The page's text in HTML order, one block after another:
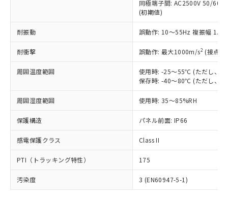
同極端子間: AC2500V 50/
(初期値)
耐振動 誤動作: 10～55Hz 複振幅
耐衝撃 誤動作: 最大1000m/s2 (接点
周囲温度範囲
使用時: -25～55℃ (ただし、氷
保存時: -40～80℃ (ただし、氷
周囲湿度範囲 使用時: 35～85%RH
保護構造 パネル前面: IP66
感電保護クラス Class II
PTI（トラッキング特性） 175
汚染度 3 (EN60947-5-1)
正式な納期状況および標準価格はお客
様のお取引先、またはお客様担当のオ
ムロン制御機器販売店・当社販売員に
オムロン制御機器販売店や当社販売拠
販売ネットワーク
」をご確認
在庫状況および標準価格結果を当社の
事前の承諾なく第三者に漏洩または開
マイパーツ機能（部品リスト作成サー
ビス）をご利用いただくには、I-Web
メンバーズにご登録されている必要が
あります。
お客様が当ウェブサイト上で当社にご
登録された部品リストについて、当社
および当社の共同利用者が、当社の製
(PBDE) 1000ppm以下、フタル酸ビス(2-エチルヘキシ
ル) (DEHP)(別名：DOP) 1000ppm以下、フタル酸ブチ
ルベンジル（BBP） 1000ppm以下、フタル酸ジブチル
（DBP） 1000ppm以下、フタル酸ジイソブチル
但し、RoHS指令で産業用監視および制御機器に対する
フタル酸エステル類の４物質については閾値を超える意
図的な使用がないことを確認しています。
※2 対応予定月
部品在庫の切り替え状況などにより、予定
月が前後することがあります。
※3 非含有証明書ダウンロード
Cr(Ⅵ)(六価クロム) : 1000ppm、 PBBs(ポリ臭化ビフェ
ニル類) : 1000ppm、 PBDEs(ポリ臭化ジフェニルエーテ
イソブチル) : 1000ppm、 BBP(フタル酸ブチルベンジ
DEHP(フタル酸ビス(2-エチルヘキシル)) : 1000ppm
※2 環境保護使用期限
「ｅ」：有害物質（10物質）のすべてが基
準値以下であることを示します。
「10」：通常の使用状況下において有害物
質が外部に漏えいし、環境に深刻な影響を
及ぼさない年数を意味します。
「－」：未確認です。当社販売部門へお問
い合わせください。
当社は規制貨物を破棄する場合は、完
いよう必要な手段を講じます。
当社は貴社製品を、核兵器、ミサイ
ル、化学兵器、生物兵器またはその他
武器並びにこれらの製造装置等に一切
当社は、貴社製品を第三者に販売する
場合は、上記1、2および3の内容を当
該第三者に通知します。また当社は、
販売先および販売に係わる関係者が違
法に輸出するおそれがある場合は、取
り引きをいたしません。
一定数以上の在庫あり
一定数には満たないが在庫あり
在庫なし(最新の在庫状況につ
いては、お客様のお取引先、ま
たはお客様担当のオムロン制御
機器販売店・当社販売員にご確
白
受注生産機種、また在庫状況の
情報を公開していない機種